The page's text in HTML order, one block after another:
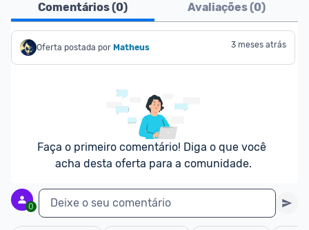
Comentários (0) Avaliações (0)
Oferta postada por Matheus 3 meses atrás
Faça o primeiro comentário! Diga o que você
acha desta oferta para a comunidade.
0 Deixe o seu comentário